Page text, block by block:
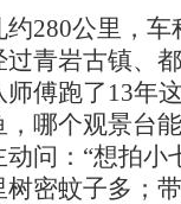
280公里，
过青岩古镇、
师傅跑了13年
，哪个观景台
问：“想拍
树密蚊子多；